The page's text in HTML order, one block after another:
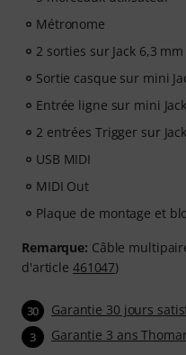
Métronome
2 sorties sur Jack 6,3 mm
Sortie casque sur mini
Entrée ligne sur mini
2 entrées Trigger sur
USB MIDI
MIDI Out
Plaque de montage et
Remarque: Câble
d'article 461047)
30 Garantie 30 jours
3 Garantie 3 ans